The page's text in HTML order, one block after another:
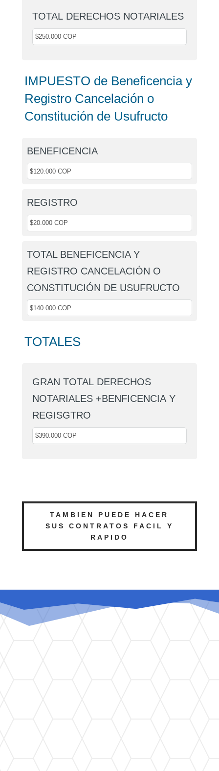
TOTAL DERECHOS NOTARIALES
IMPUESTO de Beneficencia y
Registro Cancelación o
Constitución de Usufructo
BENEFICENCIA
REGISTRO
TOTAL BENEFICENCIA Y
REGISTRO CANCELACIÓN O
CONSTITUCIÓN DE USUFRUCTO
TOTALES
GRAN TOTAL DERECHOS
NOTARIALES +BENFICENCIA Y
REGISGTRO
TAMBIEN PUEDE HACER
SUS CONTRATOS FACIL Y
RAPIDO